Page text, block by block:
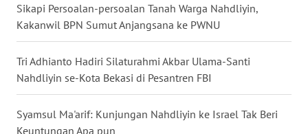
Sikapi Persoalan-persoalan Tanah Warga Nahdliyin,
Kakanwil BPN Sumut Anjangsana ke PWNU
Tri Adhianto Hadiri Silaturahmi Akbar Ulama-Santi
Nahdliyin se-Kota Bekasi di Pesantren FBI
Syamsul Ma'arif: Kunjungan Nahdliyin ke Israel Tak Beri
Keuntungan Apa pun
BENGKULU
LAMPUNG
JATENG